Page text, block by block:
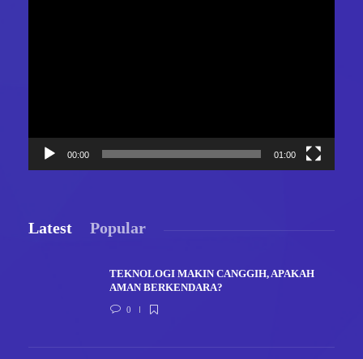
00:00 01:00
Latest Popular
TEKNOLOGI MAKIN CANGGIH, APAKAH
AMAN BERKENDARA?
0